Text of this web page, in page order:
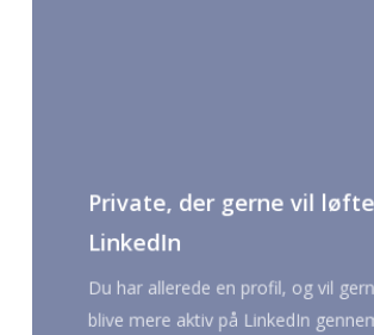
Private, der gerne vil
LinkedIn
Du har allerede en profil, og vil
blive mere aktiv på LinkedIn